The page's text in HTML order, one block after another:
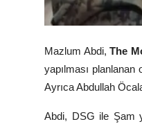
Mazlum Abdi,The
yapılması
AyrıcaAbdullah
Abdi, DSG ile Şam